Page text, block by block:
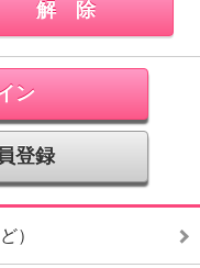
ン
登録
）